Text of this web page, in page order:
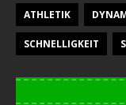
ATHLETIK
SCHNELLIGKEIT